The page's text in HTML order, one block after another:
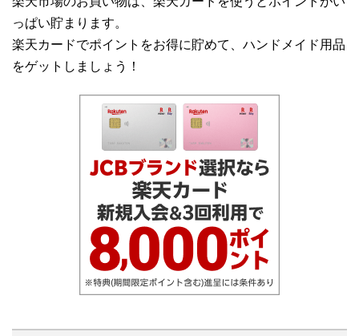
っぱい貯まります。
楽天カードでポイントをお得に貯めて、ハンドメイド用品
をゲットしましょう！